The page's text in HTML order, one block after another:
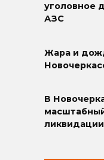
уголовное
АЗС
Жара и
В